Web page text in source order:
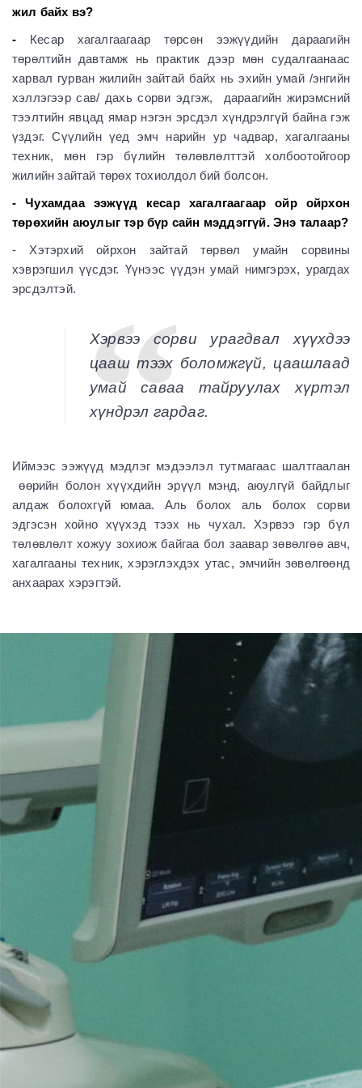
жил байх вэ?
- Кесар хагалгаагаар төрсөн ээжүүдийн дараагийн
төрөлтийн давтамж нь практик дээр мөн судалгаанаас
харвал гурван жилийн зайтай байх нь эхийн умай /энгийн
хэллэгээр сав/ дахь сорви эдгэж, дараагийн жирэмсний
тээлтийн явцад ямар нэгэн эрсдэл хүндрэлгүй байна гэж
үздэг. Сүүлийн үед эмч нарийн ур чадвар, хагалгааны
техник, мөн гэр бүлийн төлөвлөлттэй холбоотойгоор
жилийн зайтай төрөх тохиолдол бий болсон.
- Чухамдаа ээжүүд кесар хагалгаагаар ойр ойрхон
төрөхийн аюулыг тэр бүр сайн мэддэггүй. Энэ талаар?
- Хэтэрхий ойрхон зайтай төрвөл умайн сорвины
хэврэгшил үүсдэг. Үүнээс үүдэн умай нимгэрэх, урагдах
эрсдэлтэй.
Хэрвээ сорви урагдвал хүүхдээ
цааш тээх боломжгүй, цаашлаад
умай саваа тайруулах хүртэл
хүндрэл гардаг.
Иймээс ээжүүд мэдлэг мэдээлэл тутмагаас шалтгаалан
өөрийн болон хүүхдийн эрүүл мэнд, аюулгүй байдлыг
алдаж болохгүй юмаа. Аль болох аль болох сорви
эдгэсэн хойно хүүхэд тээх нь чухал. Хэрвээ гэр бүл
төлөвлөлт хожуу зохиож байгаа бол заавар зөвөлгөө авч,
хагалгааны техник, хэрэглэхдэх утас, эмчийн зөвөлгөөнд
анхаарах хэрэгтэй.